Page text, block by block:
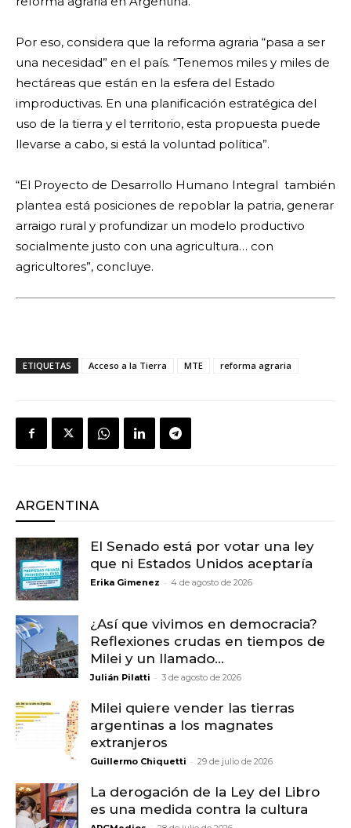
Por eso, considera que la reforma agraria “pasa a ser
una necesidad” en el país. “Tenemos miles y miles de
hectáreas que están en la esfera del Estado
improductivas. En una planificación estratégica del
uso de la tierra y el territorio, esta propuesta puede
llevarse a cabo, si está la voluntad política”.
“El Proyecto de Desarrollo Humano Integral también
plantea está posiciones de repoblar la patria, generar
arraigo rural y profundizar un modelo productivo
socialmente justo con una agricultura… con
agricultores”, concluye.
ETIQUETAS Acceso a la Tierra MTE reforma agraria
ARGENTINA
El Senado está por votar una ley
que ni Estados Unidos aceptaría
Erika Gimenez - 4 de agosto de 2026
¿Así que vivimos en democracia?
Reflexiones crudas en tiempos de
Milei y un llamado...
Julián Pilatti - 3 de agosto de 2026
Milei quiere vender las tierras
argentinas a los magnates
extranjeros
Guillermo Chiquetti - 29 de julio de 2026
La derogación de la Ley del Libro
es una medida contra la cultura